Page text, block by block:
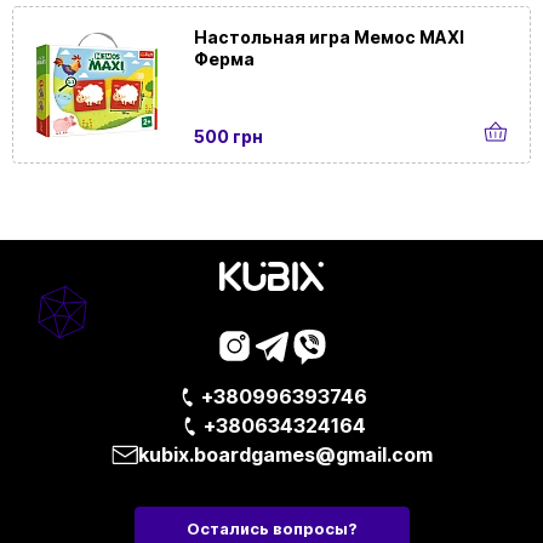
Настольная игра Мемос MAXI
Ферма
500 грн
+380996393746
+380634324164
kubix.boardgames@gmail.com
Остались вопросы?